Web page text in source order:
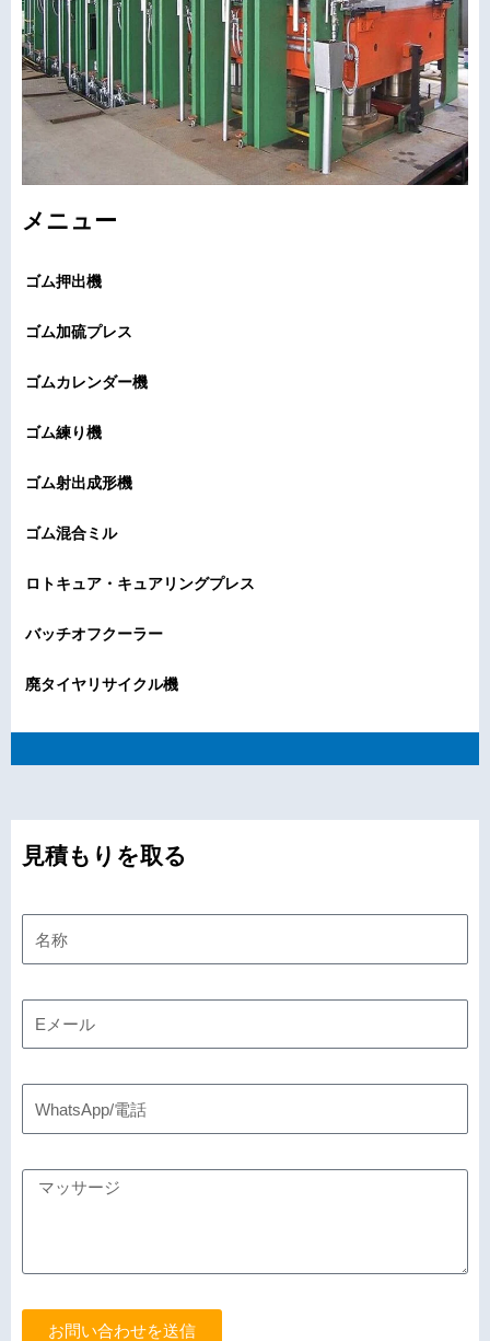
メニュー
ゴム押出機
ゴム加硫プレス
ゴムカレンダー機
ゴム練り機
ゴム射出成形機
ゴム混合ミル
ロトキュア・キュアリングプレス
バッチオフクーラー
廃タイヤリサイクル機
見積もりを取る
お問い合わせを送信